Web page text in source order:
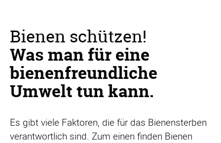
Bienen schützen!
Was man für eine
bienenfreundliche
Umwelt tun kann.
Es gibt viele Faktoren, die für das Bienensterben
verantwortlich sind. Zum einen finden Bienen